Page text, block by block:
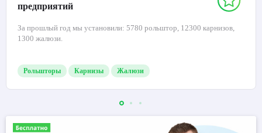
предприятий
За прошлый год мы установили: 5780 рольштор, 12300 карнизов,
1300 жалюзи.
Рольшторы Карнизы Жалюзи